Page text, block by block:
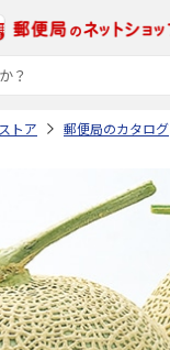
トア 郵便局のカタログ